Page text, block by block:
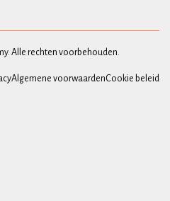
Alle rechten voorbehouden.
Algemene voorwaardenCookie beleid